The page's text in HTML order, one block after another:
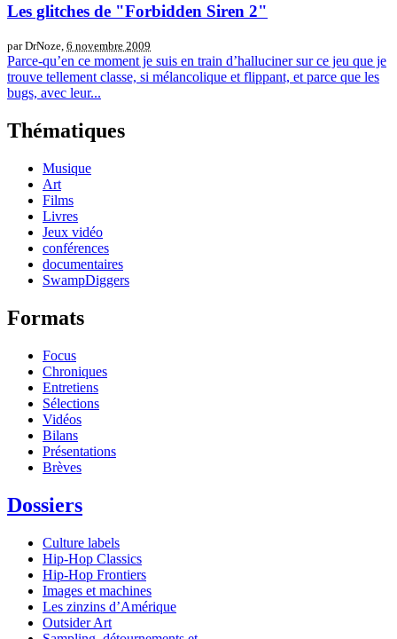
Les glitches de "Forbidden Siren 2"
par DrNoze, 6 novembre 2009
Parce-qu’en ce moment je suis en train d’halluciner sur ce jeu que je
trouve tellement classe, si mélancolique et flippant, et parce que les
bugs, avec leur...
Thématiques
Musique
Art
Films
Livres
Jeux vidéo
conférences
documentaires
SwampDiggers
Formats
Focus
Chroniques
Entretiens
Sélections
Vidéos
Bilans
Présentations
Brèves
Dossiers
Culture labels
Hip-Hop Classics
Hip-Hop Frontiers
Images et machines
Les zinzins d’Amérique
Outsider Art